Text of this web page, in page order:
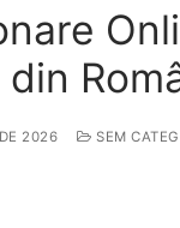
2026 SEM